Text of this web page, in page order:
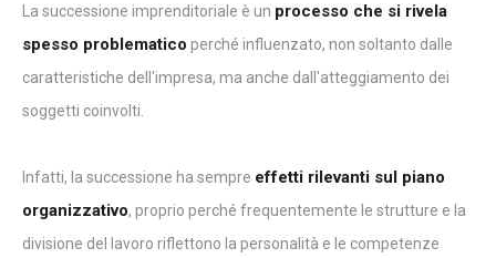
La successione imprenditoriale è un processo che si rivela
spesso problematico perché influenzato, non soltanto dalle
caratteristiche dell'impresa, ma anche dall'atteggiamento dei
soggetti coinvolti.
Infatti, la successione ha sempre effetti rilevanti sul piano
organizzativo, proprio perché frequentemente le strutture e la
divisione del lavoro riflettono la personalità e le competenze